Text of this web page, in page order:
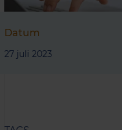
Datum
27 juli 2023